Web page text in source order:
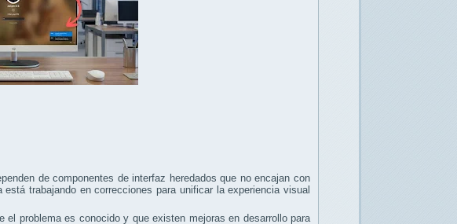
de componentes de interfaz heredados que no encajan con
trabajando en correcciones para unificar la experiencia visual
el problema es conocido y que existen mejoras en desarrollo para